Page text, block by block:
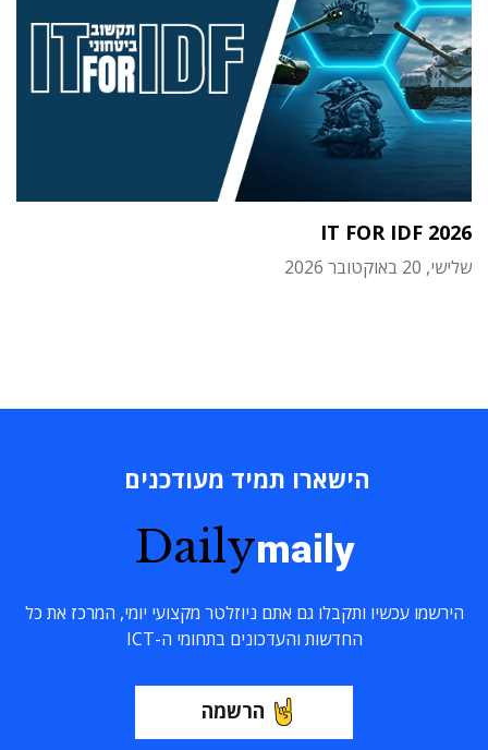
IT FOR IDF 2026
שלישי, 20 באוקטובר 2026
הישארו תמיד מעודכנים
Dailymaily
הירשמו עכשיו ותקבלו גם אתם ניוזלטר מקצועי יומי, המרכז את כל
החדשות והעדכונים בתחומי ה-ICT
הרשמה